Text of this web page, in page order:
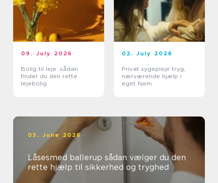
09. July 2026
Bolig til leje: sådan
finder du den rette
lejebolig
02. July 2026
Privat sygepleje tryg,
nærværende hjælp i
eget hjem
03. June 2026
Låsesmed ballerup sådan vælger du den
rette hjælp til sikkerhed og tryghed